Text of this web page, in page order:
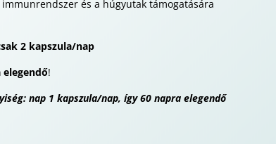
és a húgyutak támogatására
2 kapszula/nap
elegendő!
nap 1 kapszula/nap, így 60 napra elegendő